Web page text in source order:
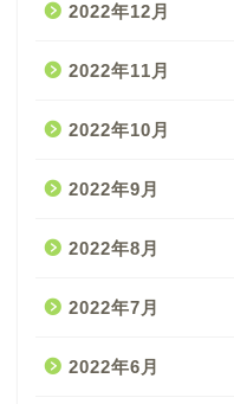
2022年12月
2022年11月
2022年10月
2022年9月
2022年8月
2022年7月
2022年6月